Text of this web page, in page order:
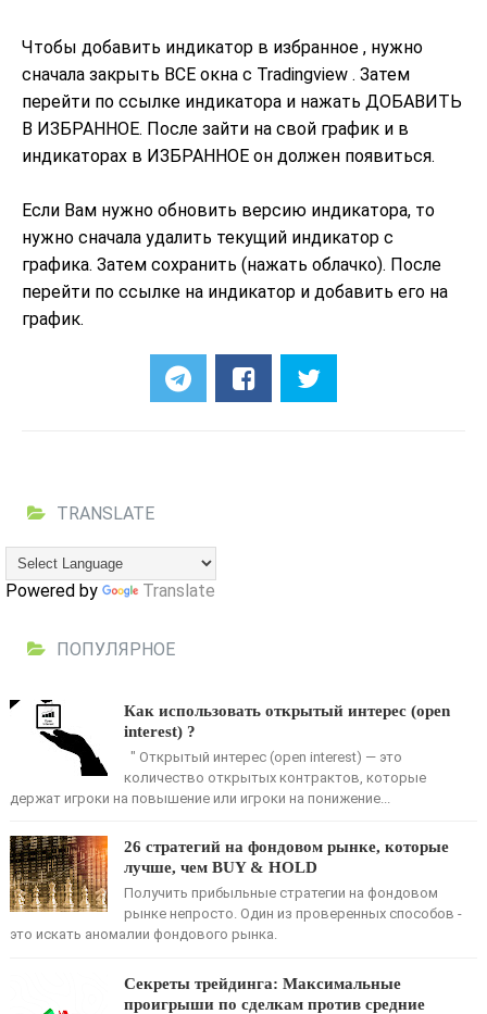
Чтобы добавить индикатор в избранное , нужно
сначала закрыть ВСЕ окна с Tradingview . Затем
перейти по ссылке индикатора и нажать ДОБАВИТЬ
В ИЗБРАННОЕ. После зайти на свой график и в
индикаторах в ИЗБРАННОЕ он должен появиться.
Если Вам нужно обновить версию индикатора, то
нужно сначала удалить текущий индикатор с
графика. Затем сохранить (нажать облачко). После
перейти по ссылке на индикатор и добавить его на
график.
TRANSLATE
Powered by Translate
ПОПУЛЯРНОЕ
Как использовать открытый интерес (open
interest) ?
" Открытый интерес (open interest) — это
количество открытых контрактов, кото­рые
держат игроки на повышение или игроки на понижение...
26 стратегий на фондовом рынке, которые
лучше, чем BUY & HOLD
Получить прибыльные стратегии на фондовом
рынке непросто. Один из проверенных способов -
это искать аномалии фондового рынка.
Секреты трейдинга: Максимальные
проигрыши по сделкам против средние